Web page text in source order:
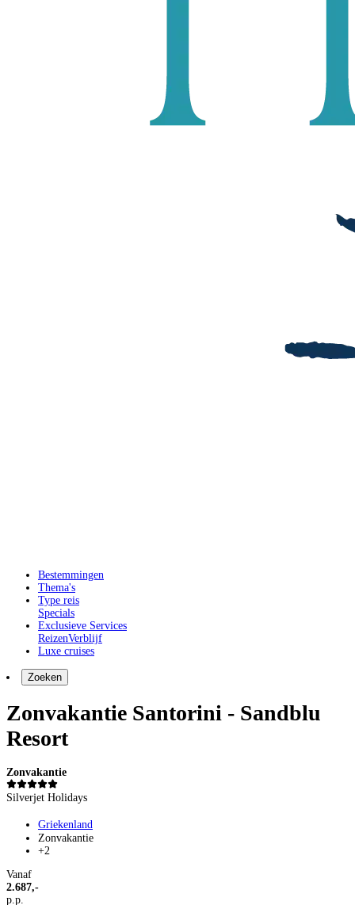
Bestemmingen
Thema's
Type reis
Specials
Exclusieve Services
ReizenVerblijf
Luxe cruises
Zoeken
Zonvakantie Santorini - Sandblu
Resort
Zonvakantie
Silverjet Holidays
Griekenland
Zonvakantie
+2
Vanaf
2.687,-
p.p.